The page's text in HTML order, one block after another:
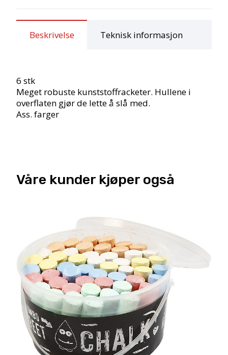
Beskrivelse Teknisk informasjon
6 stk
Meget robuste kunststoffracketer. Hullene i
overflaten gjør de lette å slå med.
Ass. farger
Våre kunder kjøper også